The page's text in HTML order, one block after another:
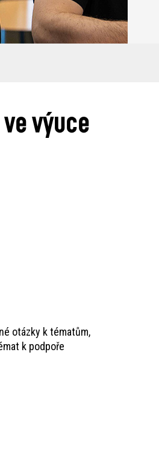
výuce
otázky k tématům,
k podpoře